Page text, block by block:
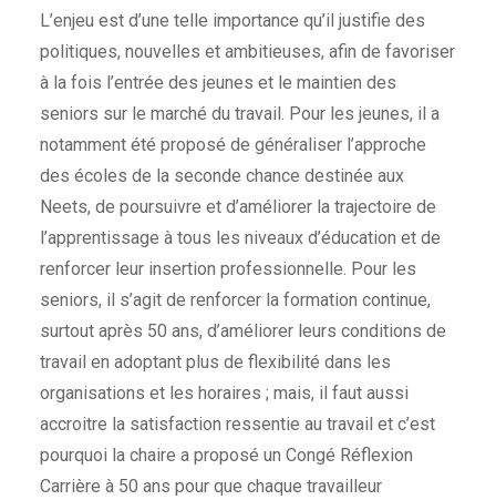
L’enjeu est d’une telle importance qu’il justifie des
politiques, nouvelles et ambitieuses, afin de favoriser
à la fois l’entrée des jeunes et le maintien des
seniors sur le marché du travail. Pour les jeunes, il a
notamment été proposé de généraliser l’approche
des écoles de la seconde chance destinée aux
Neets, de poursuivre et d’améliorer la trajectoire de
l’apprentissage à tous les niveaux d’éducation et de
renforcer leur insertion professionnelle. Pour les
seniors, il s’agit de renforcer la formation continue,
surtout après 50 ans, d’améliorer leurs conditions de
travail en adoptant plus de flexibilité dans les
organisations et les horaires ; mais, il faut aussi
accroitre la satisfaction ressentie au travail et c’est
pourquoi la chaire a proposé un Congé Réflexion
Carrière à 50 ans pour que chaque travailleur